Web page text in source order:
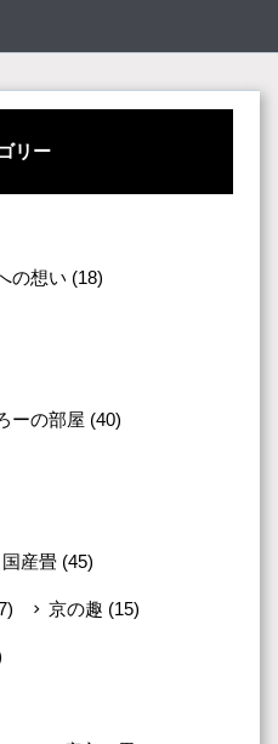
リー
の想い (18)
ーの部屋 (40)
産畳 (45)
京の趣 (15)